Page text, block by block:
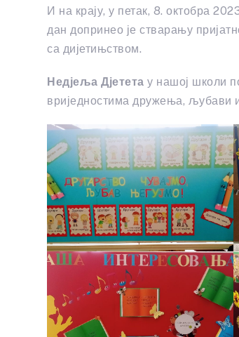
И на крају, у петак, 8. октобра
дан допринео је стварању
са дијетињством.
Недјеља Дјетета у нашој школи
вриједностима дружења, љубави